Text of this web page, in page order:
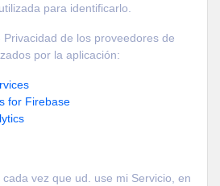
para identificarlo.
de los proveedores de
por la aplicación:
for Firebase
vez que ud. use mi Servicio, en